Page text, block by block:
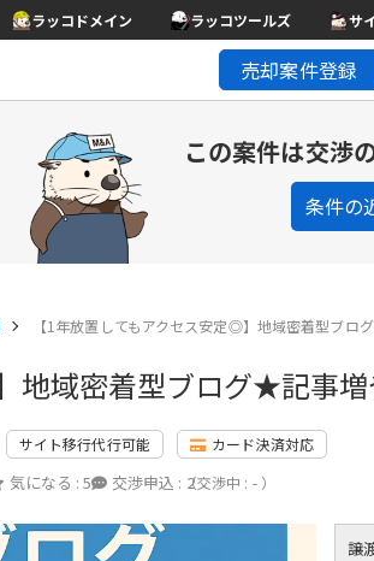
ラッコドメイン ラッコツールズ サ
売却案件登録
この案件は交渉
条件の
【1年放置してもアクセス安定◎】地域密着型ブ
地域密着型ブログ★記事
サイト移行代行可能 カード決済対応
気になる : 5 交渉申込 : 2
（交渉中 : - ）
譲